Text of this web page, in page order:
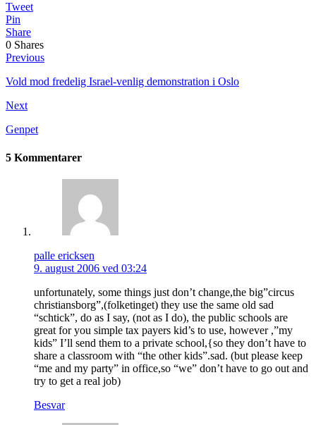
Tweet
Pin
Share
0 Shares
Previous
Vold mod fredelig Israel-venlig demonstration i Oslo
Next
Genpet
5 Kommentarer
palle ericksen
9. august 2006 ved 03:24
unfortunately, some things just don’t change,the big”circus
christiansborg”,(folketinget) they use the same old sad
“schtick”, do as I say, (not as I do), the public schools are
great for you simple tax payers kid’s to use, however ,”my
kids” I’ll send them to a private school,{so they don’t have to
share a classroom with “the other kids”.sad. (but please keep
“me and my party” in office,so “we” don’t have to go out and
try to get a real job)
Besvar